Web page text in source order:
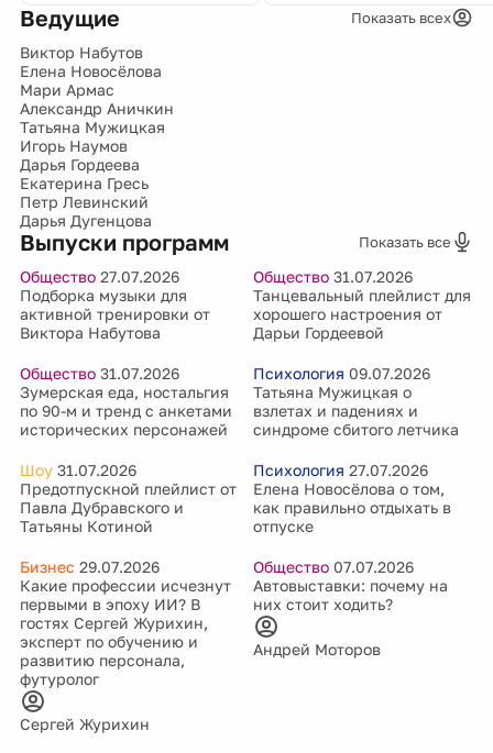
Ведущие Показать всех
Виктор Набутов
Елена Новосёлова
Мари Армас
Александр Аничкин
Татьяна Мужицкая
Игорь Наумов
Дарья Гордеева
Екатерина Гресь
Петр Левинский
Дарья Дугенцова
Выпуски программ Показать все
Общество 27.07.2026
Подборка музыки для
активной тренировки от
Виктора Набутова
Общество 31.07.2026
Танцевальный плейлист для
хорошего настроения от
Дарьи Гордеевой
Общество 31.07.2026
Зумерская еда, ностальгия
по 90-м и тренд с анкетами
исторических персонажей
Психология 09.07.2026
Татьяна Мужицкая о
взлетах и падениях и
синдроме сбитого летчика
Шоу 31.07.2026
Предотпускной плейлист от
Павла Дубравского и
Татьяны Котиной
Психология 27.07.2026
Елена Новосёлова о том,
как правильно отдыхать в
отпуске
Бизнес 29.07.2026
Какие профессии исчезнут
первыми в эпоху ИИ? В
гостях Сергей Журихин,
эксперт по обучению и
развитию персонала,
футуролог
Сергей Журихин
Общество 07.07.2026
Автовыставки: почему на
них стоит ходить?
Андрей Моторов